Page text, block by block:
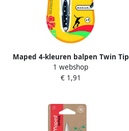
Maped 4-kleuren balpen Twin Tip
klassieke kleuren op blister
1 webshop
€ 1,91